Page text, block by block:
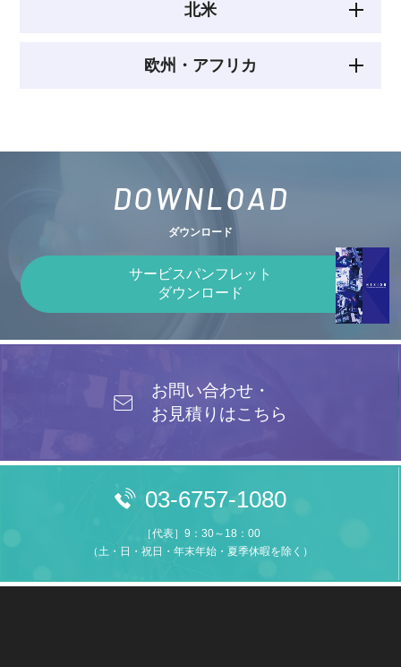
北米
欧州・アフリカ
DOWNLOAD
ダウンロード
サービスパンフレット
ダウンロード
お問い合わせ・
お見積りはこちら
03-6757-1080
［代表］9：30～18：00
（土・日・祝日・年末年始・夏季休暇を除く）